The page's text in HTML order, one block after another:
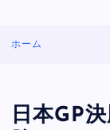
ホーム
日本GP